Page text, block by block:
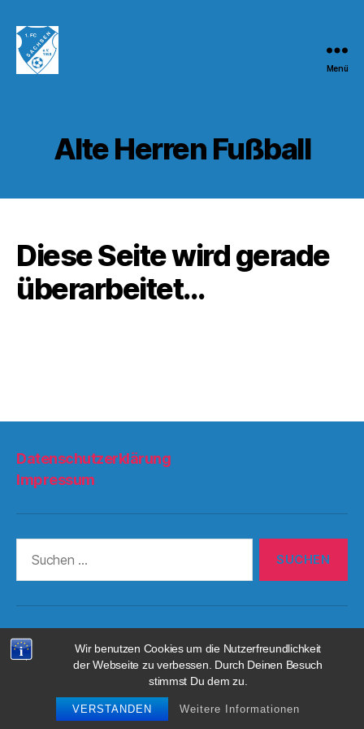
Wir benutzen Cookies um die Nutzerfreundlichkeit
der Webseite zu verbessen. Durch Deinen Besuch
stimmst Du dem zu.
VERSTANDEN Weitere Informationen
Menü
Alte Herren Fußball
Diese Seite wird gerade
überarbeitet…
Datenschutzerklärung
Impressum
nach:
© 2026
1.FC Sachsen 1953 e.V.
Datenschutzerklärung
Nach oben